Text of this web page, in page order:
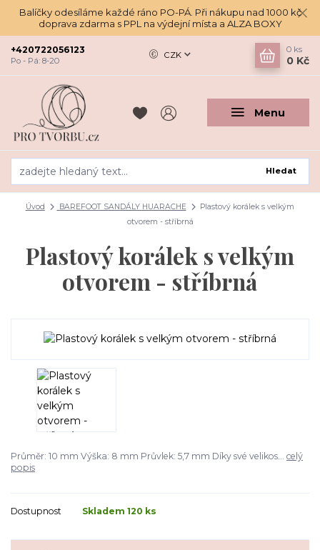
Balíčky odesíláme každé ráno PO-PÁ. Při nákupu nad 1000 kč
doprava zdarma s PPL na výdejní místa a ALZA BOXY
Menu
CZK
Hledat
+420722056123
Po - Pá: 8-20
0 ks
0 Kč
Úvod BAREFOOT SANDÁLY HUARACHE
Plastový korálek s velkým
otvorem - stříbrná
Plastový korálek s velkým
otvorem - stříbrná
Průměr: 10 mm Výška: 8 mm Průvlek: 5,7 mm Díky své velikos... celý
popis
Dostupnost Skladem 120 ks